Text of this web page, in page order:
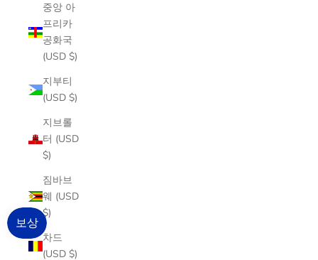
중앙 아
프리카
공화국
(USD $)
지부티
(USD $)
지브롤
터 (USD
$)
짐바브
웨 (USD
$)
차드
(USD $)